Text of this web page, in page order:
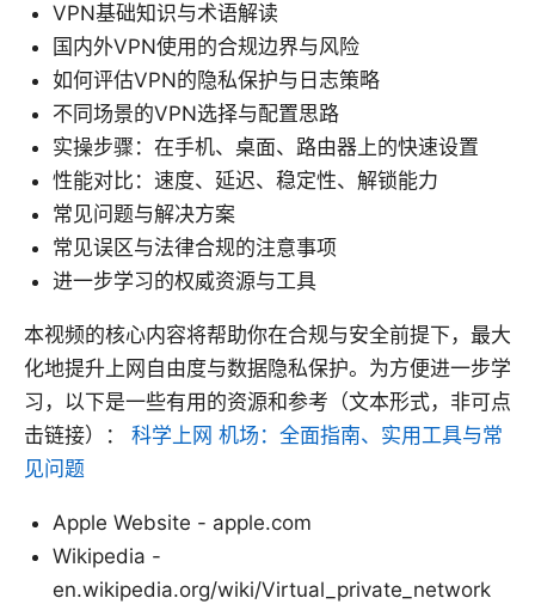
VPN基础知识与术语解读
国内外VPN使用的合规边界与风险
如何评估VPN的隐私保护与日志策略
不同场景的VPN选择与配置思路
实操步骤：在手机、桌面、路由器上的快速设置
性能对比：速度、延迟、稳定性、解锁能力
常见问题与解决方案
常见误区与法律合规的注意事项
进一步学习的权威资源与工具
本视频的核心内容将帮助你在合规与安全前提下，最大
化地提升上网自由度与数据隐私保护。为方便进一步学
习，以下是一些有用的资源和参考（文本形式，非可点
击链接）： 科学上网 机场：全面指南、实用工具与常
见问题
Apple Website - apple.com
Wikipedia -
en.wikipedia.org/wiki/Virtual_private_network